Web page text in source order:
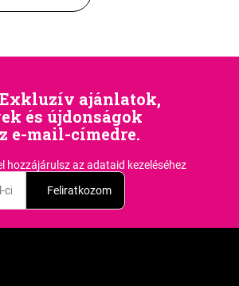
ajánlatok,
és újdonságok
e-mail-címedre.
hozzájárulszaz adataid kezeléséhez
Feliratkozom